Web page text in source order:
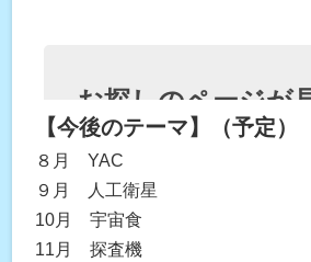
【今後のテーマ】（予定）
８月 YAC
９月 人工衛星
10月 宇宙食
11月 探査機